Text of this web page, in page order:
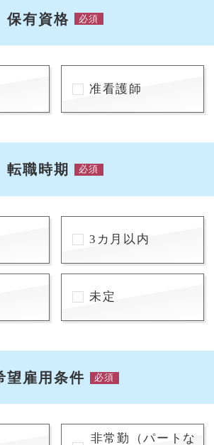
保有資格 必須
准看護師
転職時期 必須
3カ月以内
未定
望雇用条件 必須
非常勤（パートな